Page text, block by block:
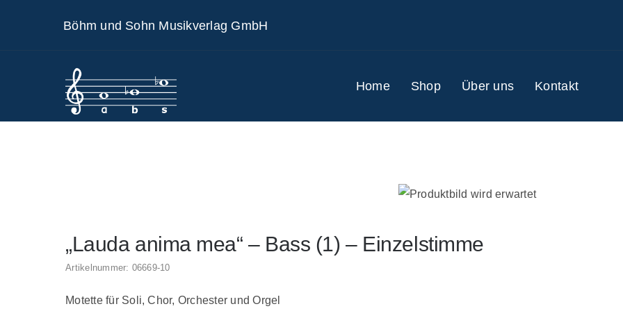
Böhm und Sohn Musikverlag GmbH
Home Shop Über uns Kontakt
„Lauda anima mea“ – Bass (1) – Einzelstimme
Artikelnummer: 06669-10
Motette für Soli, Chor, Orchester und Orgel